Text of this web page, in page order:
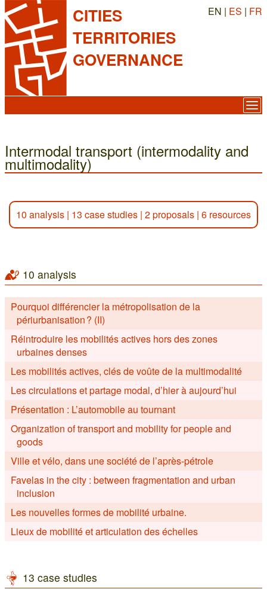
CITIES
TERRITORIES
GOVERNANCE
EN | ES | FR
Intermodal transport (intermodality and
multimodality)
10 analysis | 13 case studies | 2 proposals | 6 resources
10 analysis
Pourquoi différencier la métropolisation de la
périurbanisation ? (II)
Réintroduire les mobilités actives hors des zones
urbaines denses
Les mobilités actives, clés de voûte de la multimodalité
Les circulations et partage modal, d’hier à aujourd’hui
Présentation : L’automobile au tournant
Organization of transport and mobility for people and
goods
Ville et vélo, dans une société de l’après-pétrole
Favelas in the city : between fragmentation and urban
inclusion
Les nouvelles formes de mobilité urbaine.
Lieux de mobilité et articulation des échelles
13 case studies